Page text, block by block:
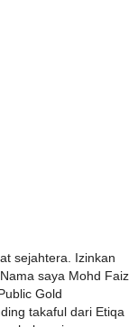
sejahtera. Izinkan
saya Mohd Faiz
Gold
takaful dari Etiqa